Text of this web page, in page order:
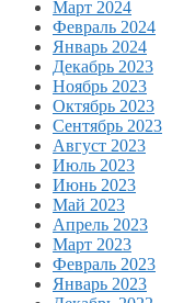
Март 2024
Февраль 2024
Январь 2024
Декабрь 2023
Ноябрь 2023
Октябрь 2023
Сентябрь 2023
Август 2023
Июль 2023
Июнь 2023
Май 2023
Апрель 2023
Март 2023
Февраль 2023
Январь 2023